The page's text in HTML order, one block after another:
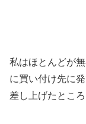
私はほとんどが
に買い付け先に
差し上げたとこ